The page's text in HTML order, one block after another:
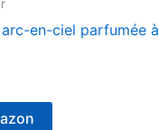
en-ciel parfumée à